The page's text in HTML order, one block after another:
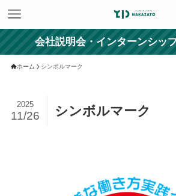
会社説明会・インターンシッ
ホーム シンボルマーク
シンボルマーク
2025
11/26